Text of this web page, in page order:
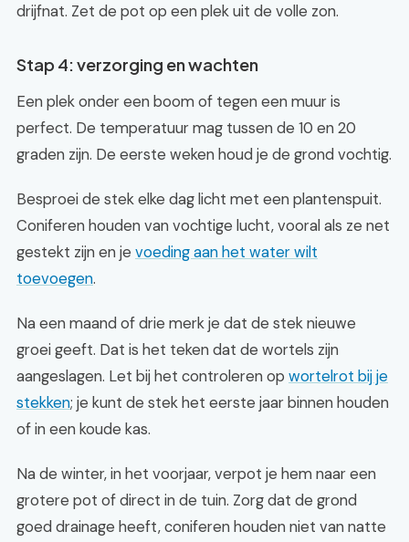
drijfnat. Zet de pot op een plek uit de volle zon.
Stap 4: verzorging en wachten
Een plek onder een boom of tegen een muur is
perfect. De temperatuur mag tussen de 10 en 20
graden zijn. De eerste weken houd je de grond vochtig.
Besproei de stek elke dag licht met een plantenspuit.
Coniferen houden van vochtige lucht, vooral als ze net
gestekt zijn en je voeding aan het water wilt
toevoegen.
Na een maand of drie merk je dat de stek nieuwe
groei geeft. Dat is het teken dat de wortels zijn
aangeslagen. Let bij het controleren op wortelrot bij je
stekken; je kunt de stek het eerste jaar binnen houden
of in een koude kas.
Na de winter, in het voorjaar, verpot je hem naar een
grotere pot of direct in de tuin. Zorg dat de grond
goed drainage heeft, coniferen houden niet van natte